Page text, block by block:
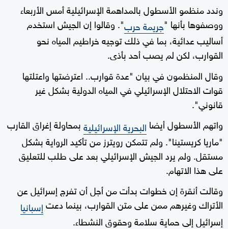
وندد منظمو الأسطول بالمداهمة الإسرائيلية أمس الأربعاء
ووصفوها بأنها "جريمة حرب". وقالوا إن الجيش استخدم
أساليب عدائية، بما في ذلك توجيه خراطيم المياه نحو
القوارب، لكن لم يصب أحد بأذى.
وقال المنظمون في بيان "عدة قوارب.. اعترضتها واعتلتها
قوات الاحتلال الإسرائيلي في المياه الدولية بشكل غير
قانوني".
واتهم الأسطول أيضا البحرية الإسرائيليةبمحاولة إغراق القارب
"ماريا كريستينا". ولم تتمكن رويترز من تأكيد الرواية بشكل
مستقل. ولم يرد الجيش الإسرائيلي بعد على طلب للتعليق
على هذا الاتهام.
وقالت أنقرة إن خطوات بدأت من أجل أن تفرج إسرائيل عن
الأتراك وغيرهم ممن على متن القوارب، بينما دعتإسبانيا
إسرائيل إلى حماية سلامة وحقوق النشطاء.